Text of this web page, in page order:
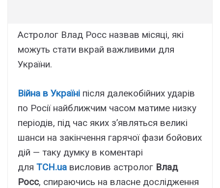
Астролог Влад Росс назвав місяці, які
можуть стати вкрай важливими для
України.
Війна в Україні після далекобійних ударів
по Росії найближчим часом матиме низку
періодів, під час яких з’являться великі
шанси на закінчення гарячої фази бойових
дій — таку думку в коментарі
для ТСН.ua висловив астролог Влад
Росс, спираючись на власне дослідження